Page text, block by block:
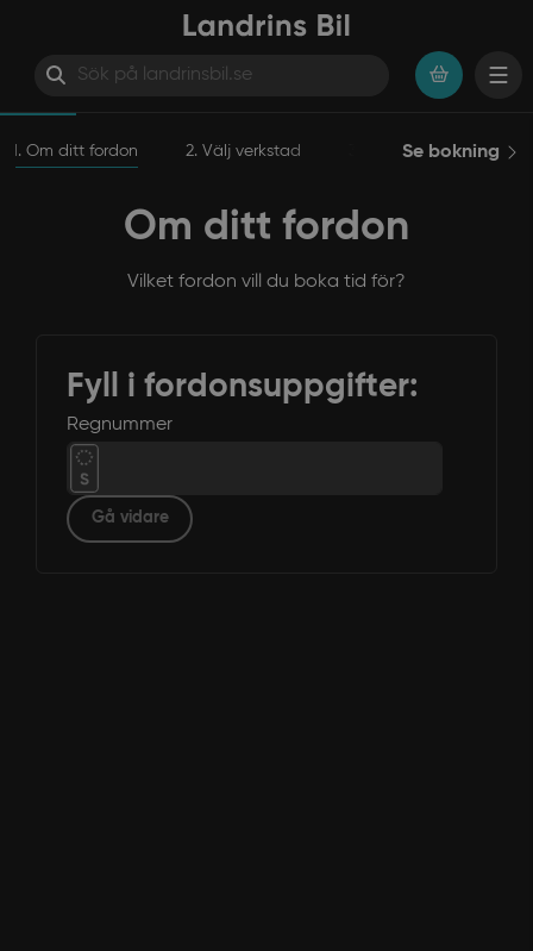
Hoppa till innehåll
1. Om ditt fordon 2. Välj verkstad 3. Välj tjänst 4.
Se bokning
Om ditt fordon
Vilket fordon vill du boka tid för?
Fyll i fordonsuppgifter:
Regnummer
Gå vidare